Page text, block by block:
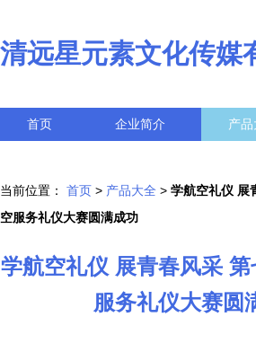
清远星元素文化传媒
首页 企业简介 产品
当前位置： 首页 > 产品大全 > 学航空礼仪 展
空服务礼仪大赛圆满成功
学航空礼仪 展青春风采
服务礼仪大赛圆